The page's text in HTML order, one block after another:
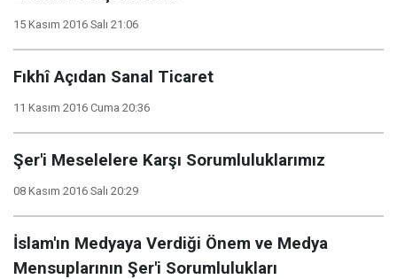
15 Kasım 2016 Salı 21:06
Fıkhî Açıdan Sanal Ticaret
11 Kasım 2016 Cuma 20:36
Şer'i Meselelere Karşı Sorumluluklarımız
08 Kasım 2016 Salı 20:29
İslam'ın Medyaya Verdiği Önem ve Medya
Mensuplarının Şer'i Sorumlulukları